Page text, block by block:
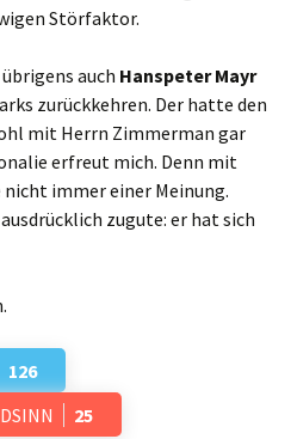
Störfaktor.
auch Hanspeter Mayr
zurückkehren. Der hatte den
mit Herrn Zimmerman gar
erfreut mich. Denn mit
immer einer Meinung.
zugute: er hat sich
126
25